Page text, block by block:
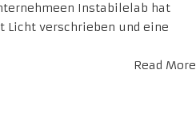
Instabilelab hat
Licht verschrieben und eine
Read More